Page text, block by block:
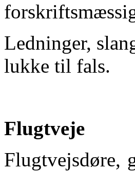
Ledninger,
lukke til fals.
Flugtveje
Flugtvejsdøre,